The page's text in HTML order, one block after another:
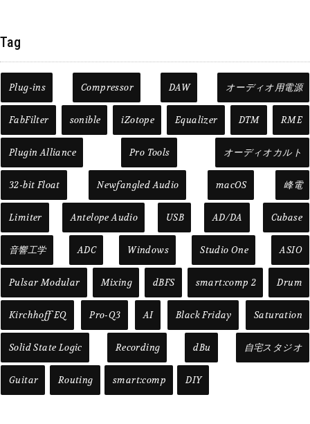
Tag
Plug-ins Compressor DAW オーディオ用電源
FabFilter sonible iZotope Equalizer DTM RME
Plugin Alliance Pro Tools オーディオカルト
32-bit Float Newfangled Audio macOS 峰電
Limiter Antelope Audio USB AD/DA Cubase
音響工学 ADC Windows Studio One ASIO
Pulsar Modular Mixing dBFS smart:comp 2 Drum
Kirchhoff EQ Pro-Q3 AI Black Friday Saturation
Solid State Logic Recording dBu 自宅スタジオ
Guitar Routing smart:comp DIY